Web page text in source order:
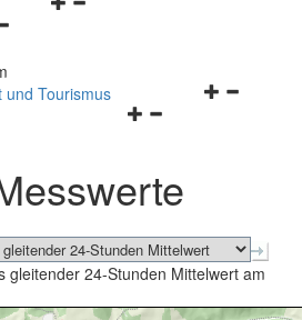
Navigationsmenü
schließen
und Tourismus
gleitender 24-Stunden Mittelwert am